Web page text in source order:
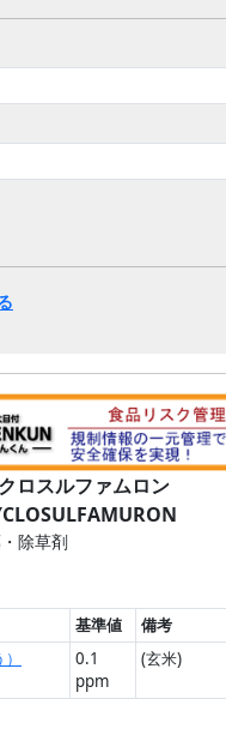
ロスルファムロン
除草剤
基準値
備考
0.1
ppm
(玄米)